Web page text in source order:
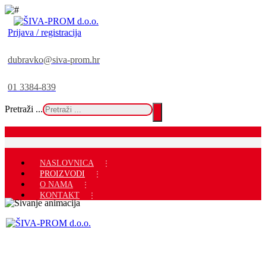
Prijava / registracija
dubravko@siva-prom.hr
01 3384-839
Pretraži ...
NASLOVNICA
PROIZVODI
O NAMA
KONTAKT